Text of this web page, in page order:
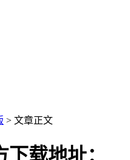
> 文章正文
载地址：